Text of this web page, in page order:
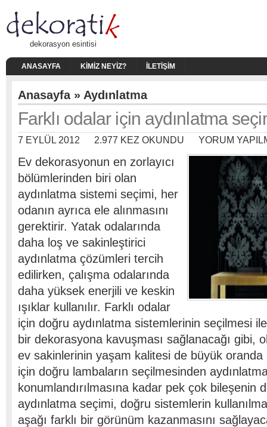
dekorasyon esintisi
ANASAYFA KIMIZ NEYIZ? İLETIŞIM
Anasayfa» Aydınlatma
Farklı odalar için aydınlatma
7 EYLÜL 2012 2.977 KEZ OKUNDU YORUM
Ev dekorasyonun en zorlayıcı
bölümlerinden biri olan
aydınlatma sistemi seçimi, her
odanın ayrıca ele alınmasını
gerektirir. Yatak odalarında
daha loş ve sakinleştirici
aydınlatma çözümleri tercih
edilirken, çalışma odalarında
daha yüksek enerjili ve keskin
ışıklar kullanılır. Farklı odalar
için doğru aydınlatma sistemlerinin seçilmesi
bir dekorasyona kavuşması sağlanacağı gibi,
ev sakinlerinin yaşam kalitesi de büyük oranda
için doğru lambaların seçilmesinden
konumlandırılmasına kadar pek çok bileşenin
aydınlatma seçimi, doğru sistemlerin
aşağı farklı bir görünüm kazanmasını